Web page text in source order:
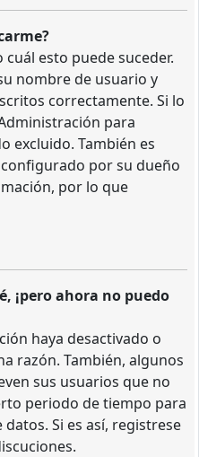
esto puede suceder.
nombre de usuario y
correctamente. Si lo
para
excluido. También es
por su dueño
por lo que
¡pero ahora no puedo
haya desactivado o
razón. También, algunos
sus usuarios que no
periodo de tiempo para
Si es así, registrese